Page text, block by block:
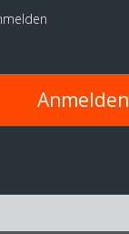
Anmelden